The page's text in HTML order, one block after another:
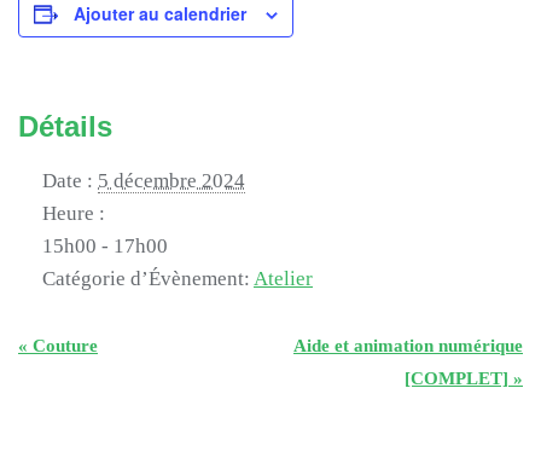
Ajouter au calendrier
Détails
Date : 5 décembre 2024
Heure :
15h00 - 17h00
Catégorie d’Évènement: Atelier
« Couture
Aide et animation numérique
[COMPLET] »